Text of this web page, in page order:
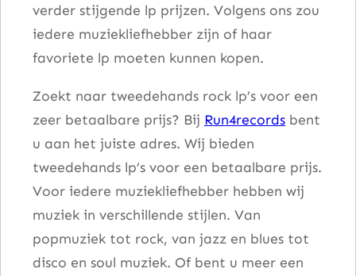
verder stijgende lp prijzen. Volgens ons zou
iedere muziekliefhebber zijn of haar
favoriete lp moeten kunnen kopen.
Zoekt naar tweedehands rock lp’s voor een
zeer betaalbare prijs? Bij Run4records bent
u aan het juiste adres. Wij bieden
tweedehands lp’s voor een betaalbare prijs.
Voor iedere muziekliefhebber hebben wij
muziek in verschillende stijlen. Van
popmuziek tot rock, van jazz en blues tot
disco en soul muziek. Of bent u meer een